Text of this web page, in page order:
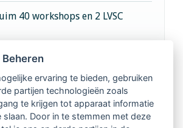
40 workshops en 2 LVSC
geregistreerde vakgenoten
2100 professionals in 14
ervaring te bieden, gebruiken
partijen technologieën zoals
te krijgen tot apparaat informatie
Door in te stemmen met deze